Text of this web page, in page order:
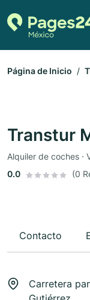
Página de Inicio
Transtur
Alquiler de coches ·
0.0
(0
Contacto
Carretera